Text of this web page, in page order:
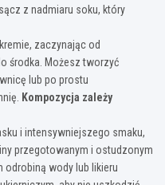
z nadmiaru soku, który
zaczynając od
środka. Możesz tworzyć
lub po prostu
Kompozycja zależy
i intensywniejszego smaku,
przegotowanym i ostudzonym
wody lub likieru